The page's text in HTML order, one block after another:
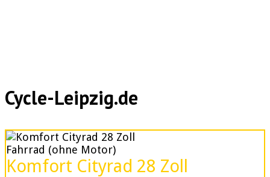
Cycle-Leipzig.de
Fahrrad (ohne Motor)
Komfort Cityrad 28 Zoll